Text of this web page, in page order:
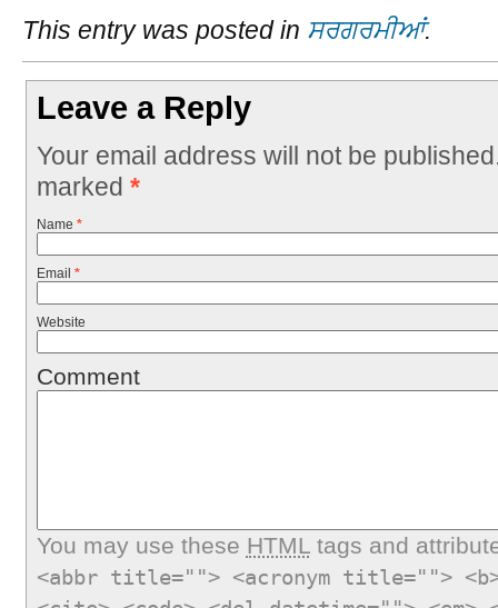
This entry was posted in ਸਰਗਰਮੀਆਂ.
Leave a Reply
Your email address will not be
marked *
Name *
Email *
Website
Comment
You may use these HTMLtags and
<abbr title=""> <acronym title="">